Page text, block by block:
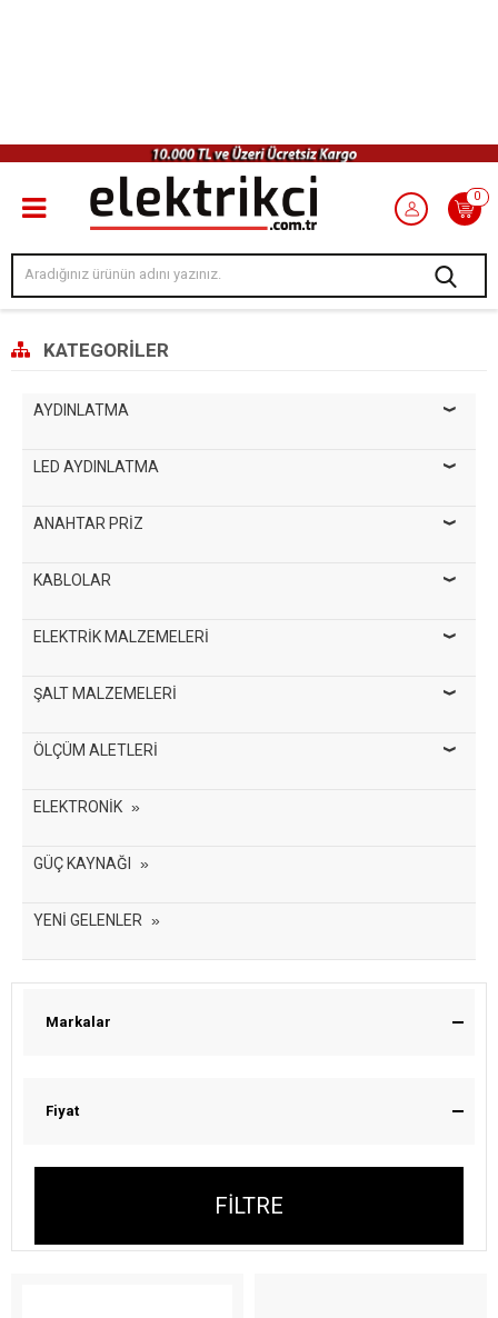
0
KATEGORILER
AYDINLATMA
LED AYDINLATMA
ANAHTAR PRİZ
KABLOLAR
ELEKTRİK MALZEMELERİ
ŞALT MALZEMELERİ
ÖLÇÜM ALETLERİ
ELEKTRONİK
GÜÇ KAYNAĞI
YENİ GELENLER
Markalar
Fiyat
FILTRE